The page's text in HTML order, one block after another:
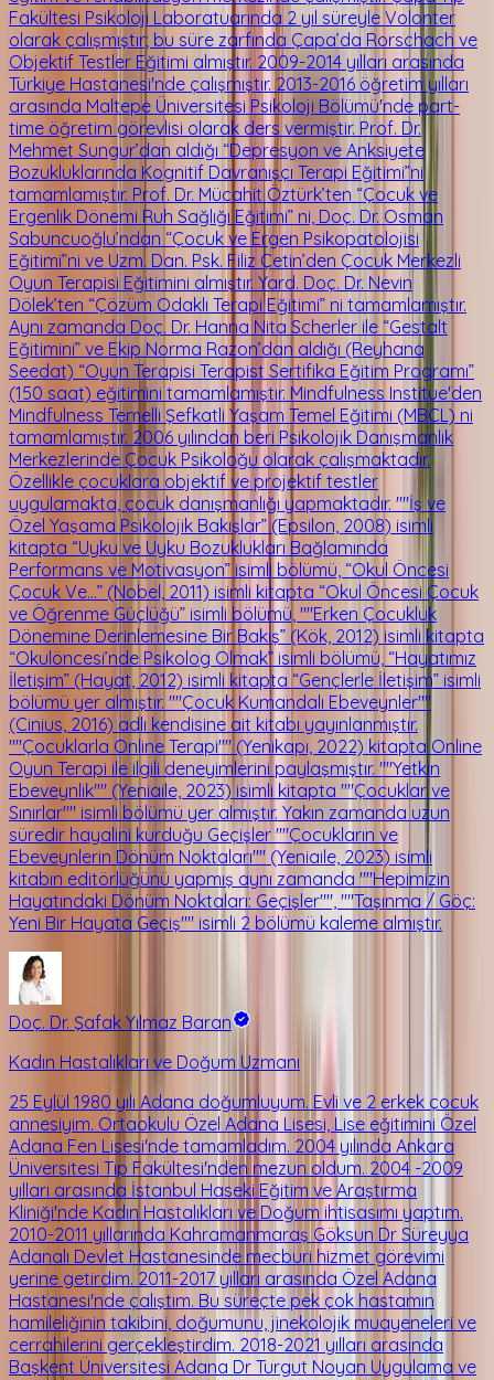
Fakültesi Psikoloji Laboratuarında 2 yıl süreyle Volonter
olarak çalışmıştır; bu süre zarfında Çapa’da Rorschach ve
Objektif Testler Eğitimi almıştır. 2009-2014 yılları arasında
Türkiye Hastanesi'nde çalışmıştır. 2013-2016 öğretim yılları
arasında Maltepe Üniversitesi Psikoloji Bölümü'nde part-
time öğretim görevlisi olarak ders vermiştir. Prof. Dr.
Mehmet Sungur’dan aldığı “Depresyon ve Anksiyete
Bozukluklarında Kognitif Davranışçı Terapi Eğitimi”ni
tamamlamıştır. Prof. Dr. Mücahit Öztürk’ten “Çocuk ve
Ergenlik Dönemi Ruh Sağlığı Eğitimi” ni, Doç. Dr. Osman
Sabuncuoğlu’ndan “Çocuk ve Ergen Psikopatolojisi
Eğitimi”ni ve Uzm. Dan. Psk. Filiz Çetin’den Çocuk Merkezli
Oyun Terapisi Eğitimini almıştır. Yard. Doç. Dr. Nevin
Dölek’ten “Çözüm Odaklı Terapi Eğitimi” ni tamamlamıştır.
Aynı zamanda Doç. Dr. Hanna Nita Scherler ile “Gestalt
Eğitimini” ve Ekip Norma Razon’dan aldığı (Reyhana
Seedat) “Oyun Terapisi Terapist Sertifika Eğitim Programı”
(150 saat) eğitimini tamamlamıştır. Mindfulness Institue'den
Mindfulness Temelli Şefkatli Yaşam Temel Eğitimi (MBCL) ni
tamamlamıştır. 2006 yılından beri Psikolojik Danışmanlık
Merkezlerinde Çocuk Psikoloğu olarak çalışmaktadır.
Özellikle çocuklara objektif ve projektif testler
uygulamakta, çocuk danışmanlığı yapmaktadır. ""İş ve
Özel Yaşama Psikolojik Bakışlar” (Epsilon, 2008) isimli
kitapta “Uyku ve Uyku Bozuklukları Bağlamında
Performans ve Motivasyon” isimli bölümü, “Okul Öncesi
Çocuk Ve…” (Nobel, 2011) isimli kitapta “Okul Öncesi Çocuk
ve Öğrenme Güçlüğü” isimli bölümü, ""Erken Çocukluk
Dönemine Derinlemesine Bir Bakış” (Kök, 2012) isimli kitapta
“Okulöncesi’nde Psikolog Olmak” isimli bölümü, “Hayatımız
İletişim” (Hayat, 2012) isimli kitapta “Gençlerle İletişim” isimli
bölümü yer almıştır. ""Çocuk Kumandalı Ebeveynler""
(Cinius, 2016) adlı kendisine ait kitabı yayınlanmıştır.
""Çocuklarla Online Terapi"" (Yenikapı, 2022) kitapta Online
Oyun Terapi ile ilgili deneyimlerini paylaşmıştır. ""Yetkin
Ebeveynlik"" (Yeniaile, 2023) isimli kitapta ""Çocuklar ve
Sınırlar"" isimli bölümü yer almıştır. Yakın zamanda uzun
süredir hayalini kurduğu Geçişler ""Çocukların ve
Ebeveynlerin Dönüm Noktaları"" (Yeniaile, 2023) isimli
kitabın editörlüğünü yapmış aynı zamanda ""Hepimizin
Hayatındaki Dönüm Noktaları: Geçişler"", ""Taşınma / Göç:
Yeni Bir Hayata Geçiş"" isimli 2 bölümü kaleme almıştır.
Doç. Dr. Şafak Yılmaz Baran
Kadın Hastalıkları ve Doğum Uzmanı
25 Eylül 1980 yılı Adana doğumluyum. Evli ve 2 erkek çocuk
annesiyim. Ortaokulu Özel Adana Lisesi, Lise eğitimini Özel
Adana Fen Lisesi'nde tamamladım. 2004 yılında Ankara
Üniversitesi Tıp Fakültesi'nden mezun oldum. 2004 -2009
yılları arasında İstanbul Haseki Eğitim ve Araştırma
Kliniği'nde Kadın Hastalıkları ve Doğum ihtisasımı yaptım.
2010-2011 yıllarında Kahramanmaraş Göksun Dr Süreyya
Adanalı Devlet Hastanesinde mecburi hizmet görevimi
yerine getirdim. 2011-2017 yılları arasında Özel Adana
Hastanesi'nde çalıştım. Bu süreçte pek çok hastamın
hamileliğinin takibini, doğumunu, jinekolojik muayeneleri ve
cerrahilerini gerçekleştirdim. 2018-2021 yılları arasında
Başkent Üniversitesi Adana Dr Turgut Noyan Uygulama ve